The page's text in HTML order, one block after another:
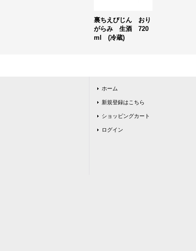
裏ちえびじん おり
がらみ 生酒 720
ml (冷蔵)
ホーム
新規登録はこちら
ショッピングカート
ログイン